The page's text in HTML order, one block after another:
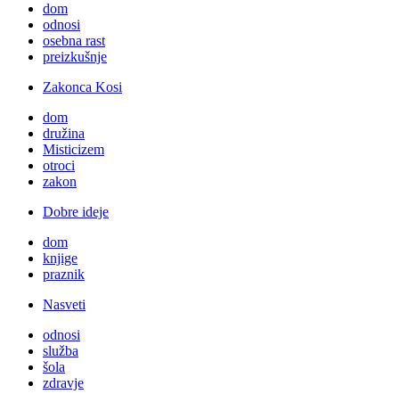
dom
odnosi
osebna rast
preizkušnje
Zakonca Kosi
dom
družina
Misticizem
otroci
zakon
Dobre ideje
dom
knjige
praznik
Nasveti
odnosi
služba
šola
zdravje